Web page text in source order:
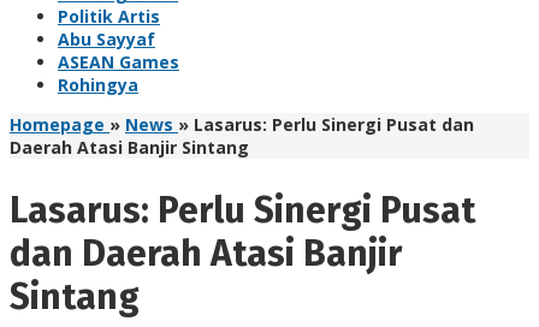
Politik Artis
Abu Sayyaf
ASEAN Games
Rohingya
Homepage » News » Lasarus: Perlu Sinergi Pusat dan
Daerah Atasi Banjir Sintang
Lasarus: Perlu Sinergi Pusat
dan Daerah Atasi Banjir
Sintang